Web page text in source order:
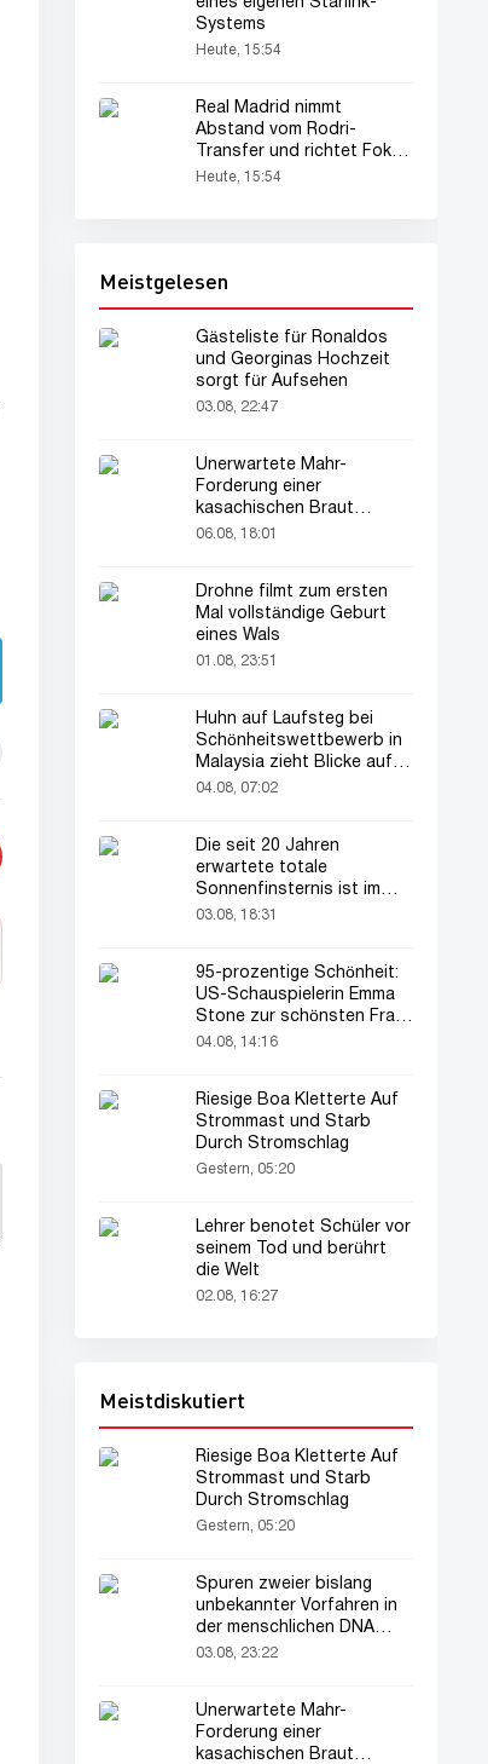
Systems
Heute, 15:54
Real Madrid nimmt
Abstand vom Rodri-
Transfer und richtet Fokus
auf 30-Millionen-Euro-
Heute, 15:54
Meistgelesen
Gästeliste für Ronaldos
und Georginas Hochzeit
sorgt für Aufsehen
03.08, 22:47
Unerwartete Mahr-
Forderung einer
kasachischen Braut
verblüfft alle
06.08, 18:01
Drohne filmt zum ersten
Mal vollständige Geburt
eines Wals
01.08, 23:51
Huhn auf Laufsteg bei
Schönheitswettbewerb in
Malaysia zieht Blicke auf
sich
04.08, 07:02
Die seit 20 Jahren
erwartete totale
Sonnenfinsternis ist im
August zu sehen
03.08, 18:31
95-prozentige Schönheit:
US-Schauspielerin Emma
Stone zur schönsten Frau
der Welt gekürt
04.08, 14:16
Riesige Boa Kletterte Auf
Strommast und Starb
Durch Stromschlag
Gestern, 05:20
Lehrer benotet Schüler vor
seinem Tod und berührt
die Welt
02.08, 16:27
Meistdiskutiert
Riesige Boa Kletterte Auf
Strommast und Starb
Durch Stromschlag
Gestern, 05:20
Spuren zweier bislang
unbekannter Vorfahren in
der menschlichen DNA
entdeckt
03.08, 23:22
Unerwartete Mahr-
Forderung einer
kasachischen Braut